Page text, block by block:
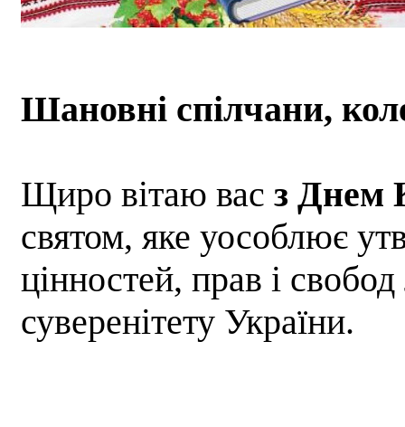
Шановні спілчани,
Щиро вітаю вас з Днем
святом, яке уособлює
цінностей, прав і
суверенітету України.